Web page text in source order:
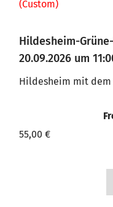
Hildesheim-
20.09.2026 um
Hildesheim mit dem
55,00 €